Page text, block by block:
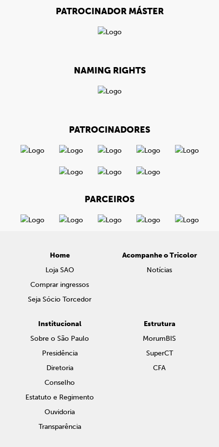
PATROCINADOR MÁSTER
NAMING RIGHTS
PATROCINADORES
PARCEIROS
Home
Loja SAO
Comprar ingressos
Seja Sócio Torcedor
Acompanhe o Tricolor
Notícias
Institucional
Sobre o São Paulo
Presidência
Diretoria
Conselho
Estatuto e Regimento
Ouvidoria
Transparência
Estrutura
MorumBIS
SuperCT
CFA